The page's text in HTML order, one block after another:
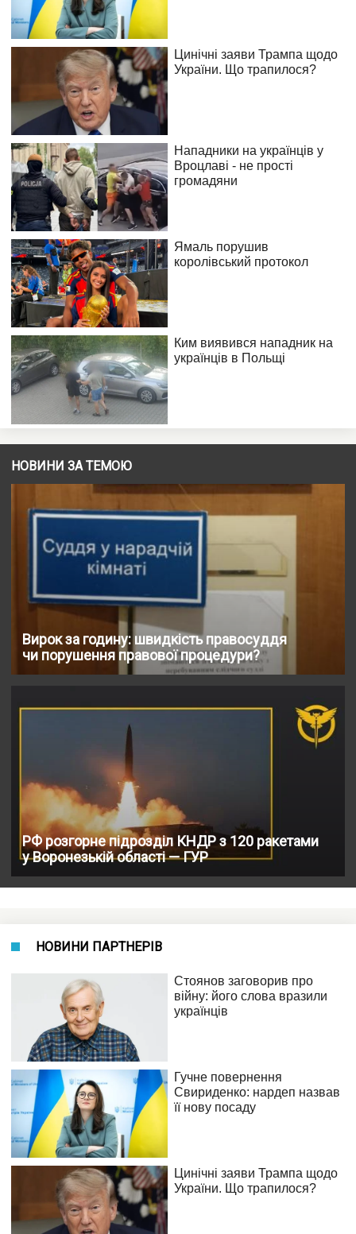
НОВИНИ ЗА ТЕМОЮ
Вирок за годину: швидкість правосуддя
чи порушення правової процедури?
РФ розгорне підрозділ КНДР з 120 ракетами
у Воронезькій області — ГУР
НОВИНИ ПАРТНЕРІВ